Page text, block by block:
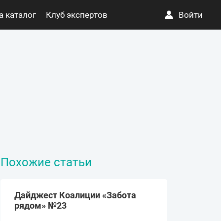
каталог Клуб экспертов Войти
Похожие статьи
Дайджест Коалиции «Забота
рядом» №23